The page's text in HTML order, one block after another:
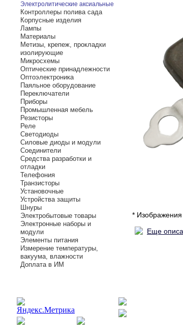
Электролитические аксиальные
Контроллеры полива сада
Корпусные изделия
Лампы
Материалы
Метизы, крепеж, прокладки
изолирующие
Микросхемы
Оптические принадлежности
Оптоэлектроника
Паяльное оборудование
Переключатели
Приборы
Промышленная мебель
Резисторы
Реле
Светодиоды
Силовые диоды и модули
Соединители
Средства разработки и
отладки
Телефония
Транзисторы
Установочные
Устройства защиты
Шнуры
Электробытовые товары
Электронные наборы и
модули
Элементы питания
Измерение температуры,
вакуума, влажности
Доплата в ИМ
* Изображения
Еще